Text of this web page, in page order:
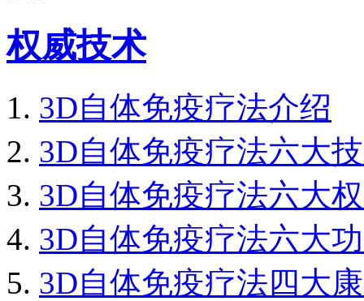
权威技术
3D自体免疫疗法介绍
3D自体免疫疗法六大
3D自体免疫疗法六大
3D自体免疫疗法六大
3D自体免疫疗法四大